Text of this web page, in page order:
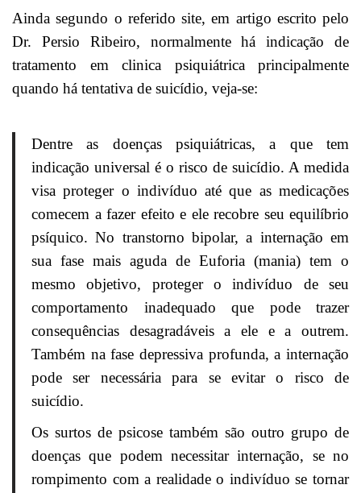
Ainda segundo o referido site, em artigo escrito pelo
Dr. Persio Ribeiro, normalmente há indicação de
tratamento em clinica psiquiátrica principalmente
quando há tentativa de suicídio, veja-se:
Dentre as doenças psiquiátricas, a que tem
indicação universal é o risco de suicídio. A medida
visa proteger o indivíduo até que as medicações
comecem a fazer efeito e ele recobre seu equilíbrio
psíquico. No transtorno bipolar, a internação em
sua fase mais aguda de Euforia (mania) tem o
mesmo objetivo, proteger o indivíduo de seu
comportamento inadequado que pode trazer
consequências desagradáveis a ele e a outrem.
Também na fase depressiva profunda, a internação
pode ser necessária para se evitar o risco de
suicídio.
Os surtos de psicose também são outro grupo de
doenças que podem necessitar internação, se no
rompimento com a realidade o indivíduo se tornar